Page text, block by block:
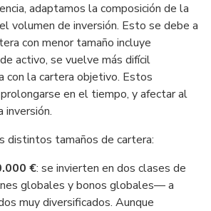
adaptamos la composición de la
volumen de inversión. Esto se debe a
con menor tamaño incluye
activo, se vuelve más difícil
con la cartera objetivo. Estos
en el tiempo, y afectar al
inversión.
distintos tamaños de cartera:
€: se invierten en dos clases de
globales y bonos globales— a
muy diversificados. Aunque